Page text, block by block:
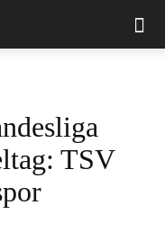
TSV